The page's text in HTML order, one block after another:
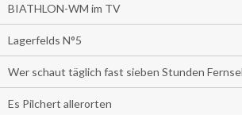
BIATHLON-WM im TV
Lagerfelds N°5
Wer schaut täglich fast sieben Stunden
Es Pilchert allerorten